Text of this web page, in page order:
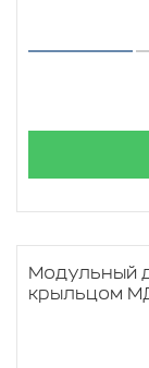
Модульный
крыльцом